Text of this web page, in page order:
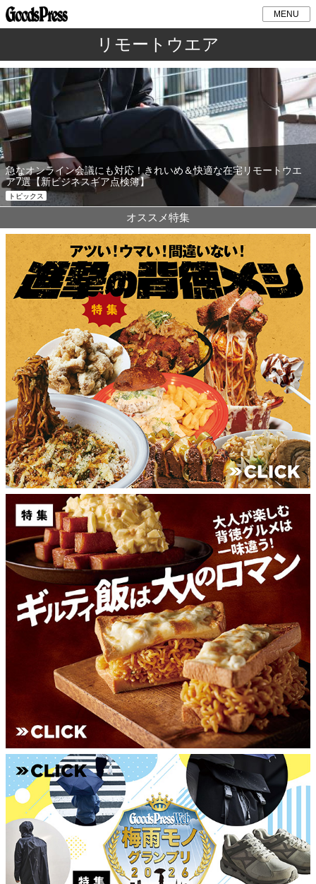
MENU
リモートウエア
急なオンライン会議にも対応！きれいめ＆快適な在宅リモートウエ
ア7選【新ビジネスギア点検簿】
トピックス
オススメ特集